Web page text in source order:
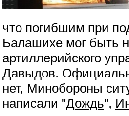
что погибшим при
Балашихе мог быть
артиллерийского
Давыдов.
нет, Минобороны
написали "Дождь",